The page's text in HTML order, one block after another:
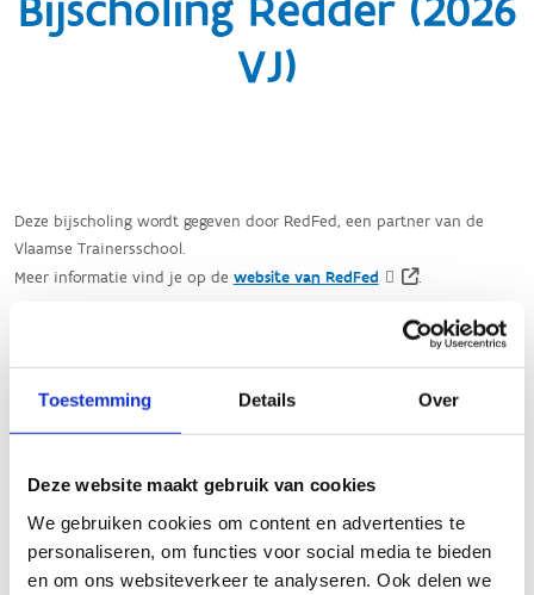
Toestemming Details Over
Deze website maakt gebruik van cookies
We gebruiken cookies om content en advertenties te
personaliseren, om functies voor social media te bieden
en om ons websiteverkeer te analyseren. Ook delen we